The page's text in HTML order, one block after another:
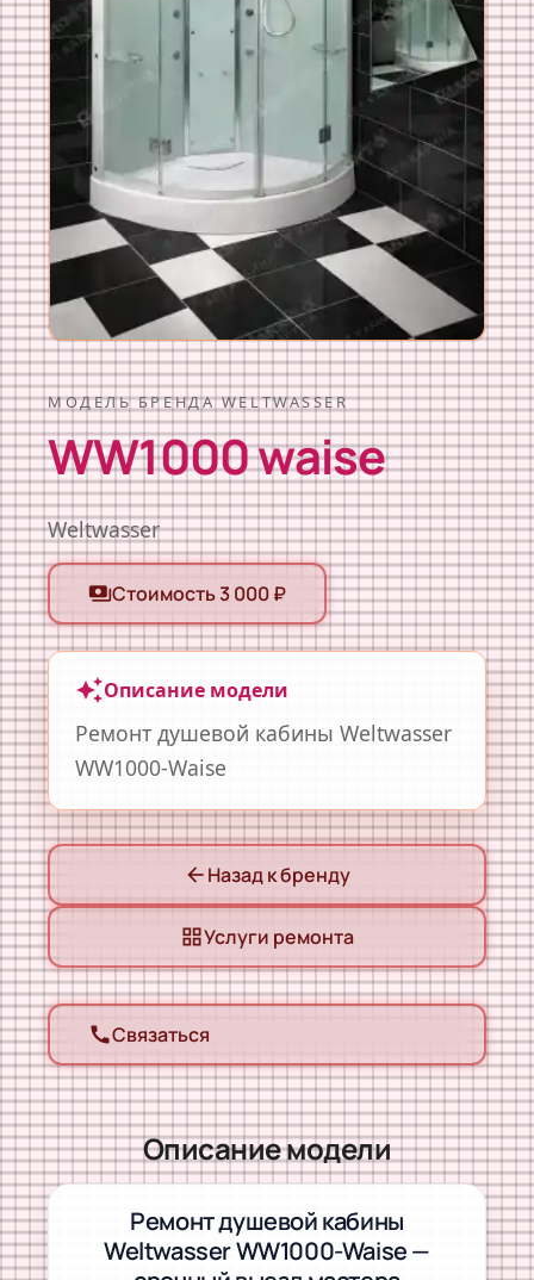
МОДЕЛЬ БРЕНДА WELTWASSER
WW1000 waise
Weltwasser
paymentsСтоимость 3 000 ₽
auto_awesomeОписание модели
Ремонт душевой кабины Weltwasser
WW1000-Waise
arrow_back Назад к бренду
grid_viewУслуги ремонта
callСвязаться
Описание модели
Ремонт душевой кабины
Weltwasser WW1000-Waise —